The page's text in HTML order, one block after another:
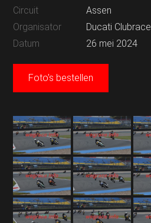
Circuit
Assen
Organisator
Ducati Clubrace
Datum
26 mei 2024
Foto's bestellen